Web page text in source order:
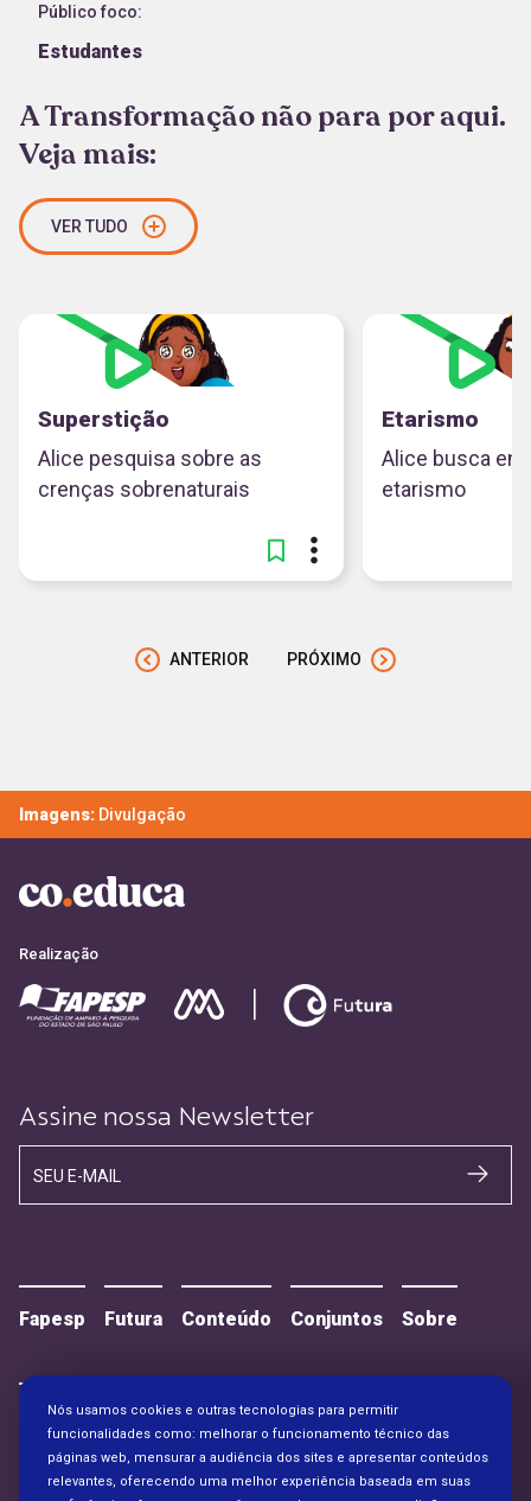
Público foco:
Estudantes
A Transformação não para por aqui.
Veja mais:
VER TUDO
Superstição
Alice pesquisa sobre as
crenças sobrenaturais
Etarismo
Alice busca
etarismo
ANTERIOR PRÓXIMO
Imagens: Divulgação
Realização
Assine nossa Newsletter
SEU E-MAIL
Fapesp Futura Conteúdo Conjuntos Sobre
Contato Alianças
Nós usamos cookies e outras tecnologias para permitir
funcionalidades como: melhorar o funcionamento técnico das
páginas web, mensurar a audiência dos sites e apresentar conteúdos
relevantes, oferecendo uma melhor experiência baseada em suas